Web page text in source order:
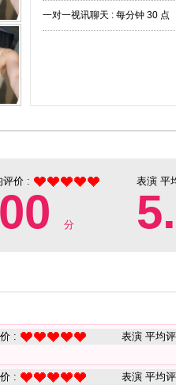
一对一视讯聊天 : 每分钟 30 点
评价 :
分
表演 平
: 表演 平均
: 表演 平均